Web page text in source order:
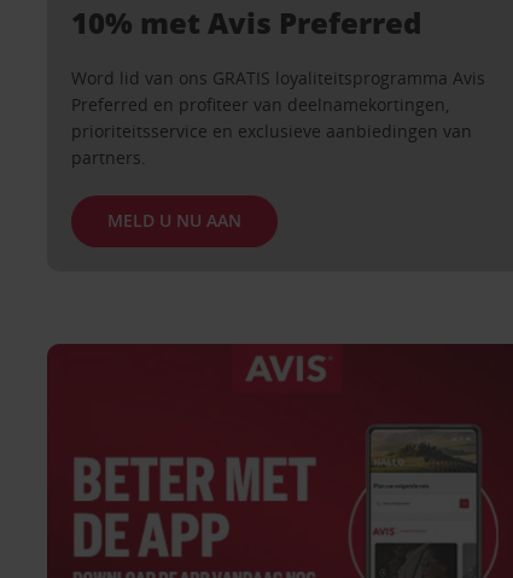
10% met Avis Preferred
Word lid van ons GRATIS loyaliteitsprogramma Avis
Preferred en profiteer van deelnamekortingen,
prioriteitsservice en exclusieve aanbiedingen van
partners.
MELD U NU AAN